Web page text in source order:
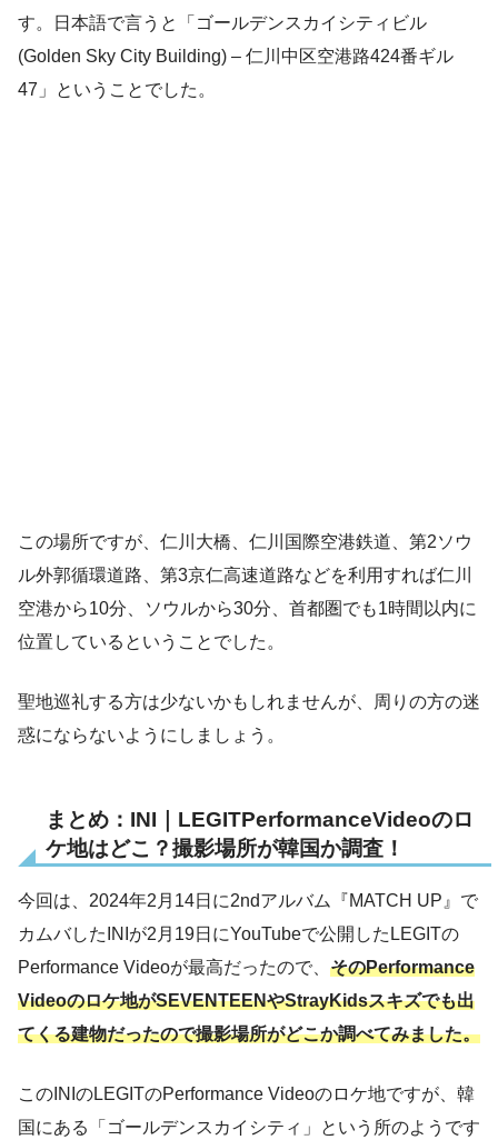
す。日本語で言うと「ゴールデンスカイシティビル
(Golden Sky City Building) – 仁川中区空港路424番ギル
47」ということでした。
この場所ですが、仁川大橋、仁川国際空港鉄道、第2ソウ
ル外郭循環道路、第3京仁高速道路などを利用すれば仁川
空港から10分、ソウルから30分、首都圏でも1時間以内に
位置しているということでした。
聖地巡礼する方は少ないかもしれませんが、周りの方の迷
惑にならないようにしましょう。
まとめ：INI｜LEGITPerformanceVideoのロ
ケ地はどこ？撮影場所が韓国か調査！
今回は、2024年2月14日に2ndアルバム『MATCH UP』で
カムバしたINIが2月19日にYouTubeで公開したLEGITの
Performance Videoが最高だったので、 そのPerformance
Videoのロケ地がSEVENTEENやStrayKidsスキズでも出
てくる建物だったので撮影場所がどこか調べてみました。
このINIのLEGITのPerformance Videoのロケ地ですが、韓
国にある「ゴールデンスカイシティ」という所のようです